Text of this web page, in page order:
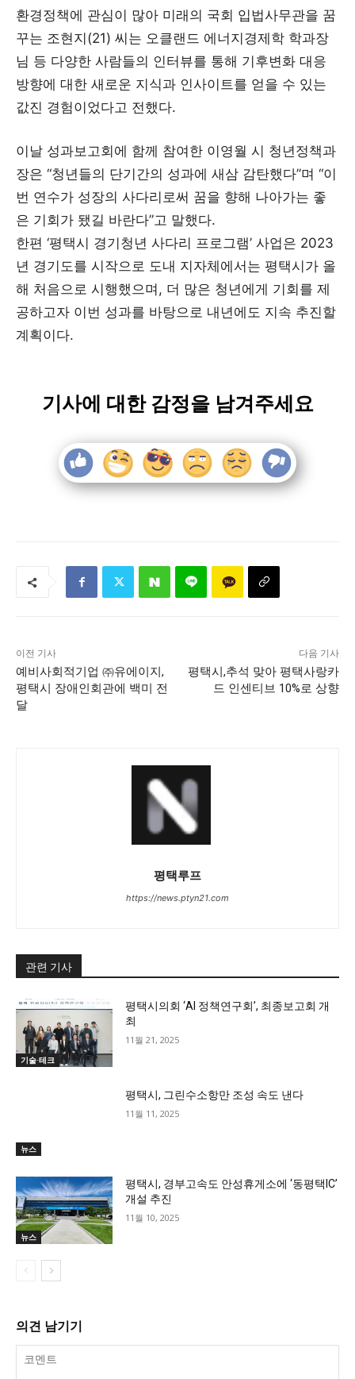
환경정책에 관심이 많아 미래의 국회 입법사무관을 꿈
꾸는 조현지(21) 씨는 오클랜드 에너지경제학 학과장
님 등 다양한 사람들의 인터뷰를 통해 기후변화 대응
방향에 대한 새로운 지식과 인사이트를 얻을 수 있는
값진 경험이었다고 전했다.
이날 성과보고회에 함께 참여한 이영월 시 청년정책과
장은 “청년들의 단기간의 성과에 새삼 감탄했다”며 “이
번 연수가 성장의 사다리로써 꿈을 향해 나아가는 좋
은 기회가 됐길 바란다”고 말했다.
한편 ‘평택시 경기청년 사다리 프로그램’ 사업은 2023
년 경기도를 시작으로 도내 지자체에서는 평택시가 올
해 처음으로 시행했으며, 더 많은 청년에게 기회를 제
공하고자 이번 성과를 바탕으로 내년에도 지속 추진할
계획이다.
기사에 대한 감정을 남겨주세요
이전 기사
예비사회적기업 ㈜유에이지,
평택시 장애인회관에 백미 전
달
다음 기사
평택시,추석 맞아 평택사랑카
드 인센티브 10%로 상향
평택루프
https://news.ptyn21.com
관련 기사
기술·테크
평택시의회 ‘AI 정책연구회’, 최종보고회 개
최
11월 21, 2025
뉴스
평택시, 그린수소항만 조성 속도 낸다
11월 11, 2025
뉴스
평택시, 경부고속도 안성휴게소에 ‘동평택IC’
개설 추진
11월 10, 2025
의견 남기기